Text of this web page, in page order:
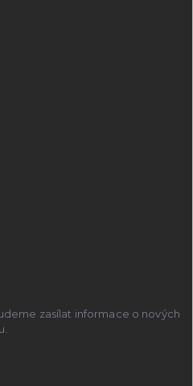
zasílat informace o nových